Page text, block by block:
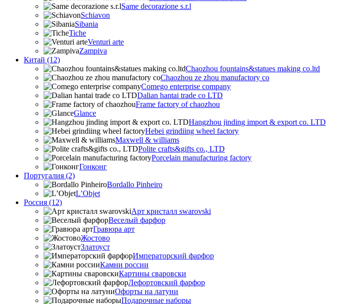
Same decorazione s.r.l
Schiavon
Sibania
Tiche
Venturi arte
Zampiva
Китай (12)
Chaozhou fountains&statues making co.ltd
Chaozhou ze zhou manufactory co
Comego enterprise company
Dalian hantai trade co LTD
Frame factory of chaozhou
Glance
Hangzhou jinding import & export co. LTD
Hebei grindiing wheel factory
Maxwell & williams
Polite crafts&gifts co., LTD
Porcelain manufacturing factory
Гонконг
Португалия (2)
Bordallo Pinheiro
L’Objet
Россия (12)
Арт кристалл swarovski
Веселый фарфор
Гравюра арт
Жостово
Златоуст
Императорский фарфор
Камни россии
Картины сваровски
Лефортовский фарфор
Офорты на латуни
Подарочные наборы